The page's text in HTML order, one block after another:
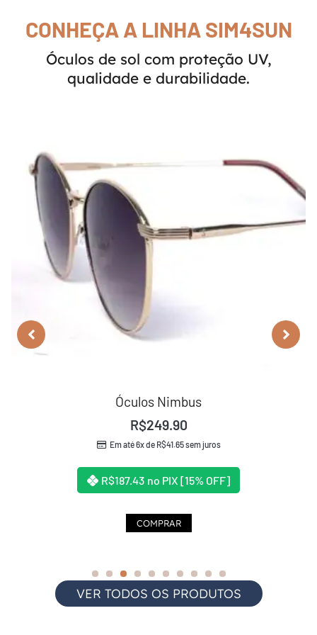
CONHEÇA A LINHA SIM4SUN
Óculos de sol com proteção UV,
qualidade e durabilidade.
Ver Detalhes
Óculos Nimbus
R$249.90
Em até 6x de R$41.65sem juros
R$187.43 no PIX [15% OFF]
COMPRAR
VER TODOS OS PRODUTOS